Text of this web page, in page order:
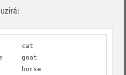
cat
goat
horse